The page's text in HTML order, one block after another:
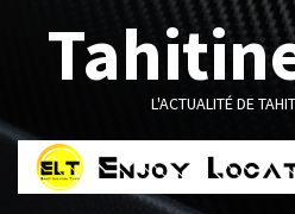
L'ACTUALITÉ DE